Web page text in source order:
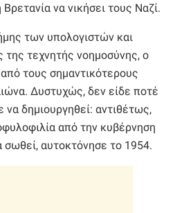
να νικήσει τους Ναζί.
των υπολογιστών και
της τεχνητής νοημοσύνης, ο
τους σημαντικότερους
Δυστυχώς, δεν είδε ποτέ
δημιουργηθεί: αντιθέτως,
από την κυβέρνηση
σωθεί, αυτοκτόνησε το 1954.